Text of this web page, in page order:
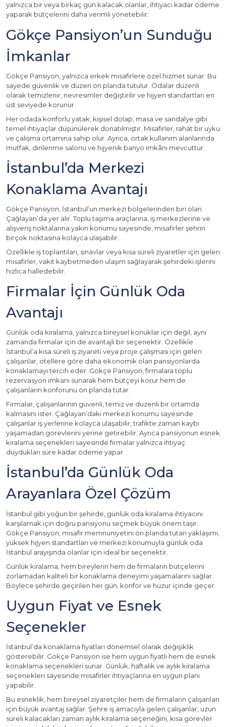
yalnızca bir veya birkaç gün kalacak olanlar, ihtiyacı kadar ödeme
yaparak bütçelerini daha verimli yönetebilir.
Gökçe Pansiyon’un Sunduğu
İmkanlar
Gökçe Pansiyon, yalnızca erkek misafirlere özel hizmet sunar. Bu
sayede güvenlik ve düzen ön planda tutulur. Odalar düzenli
olarak temizlenir, nevresimler değiştirilir ve hijyen standartları en
üst seviyede korunur.
Her odada konforlu yatak, kişisel dolap, masa ve sandalye gibi
temel ihtiyaçlar düşünülerek donatılmıştır. Misafirler, rahat bir uyku
ve çalışma ortamına sahip olur. Ayrıca, ortak kullanım alanlarında
mutfak, dinlenme salonu ve hijyenik banyo imkânı mevcuttur.
İstanbul’da Merkezi
Konaklama Avantajı
Gökçe Pansiyon, İstanbul’un merkezi bölgelerinden biri olan
Çağlayan’da yer alır. Toplu taşıma araçlarına, iş merkezlerine ve
alışveriş noktalarına yakın konumu sayesinde, misafirler şehrin
birçok noktasına kolayca ulaşabilir.
Özellikle iş toplantıları, sınavlar veya kısa süreli ziyaretler için gelen
misafirler, vakit kaybetmeden ulaşım sağlayarak şehirdeki işlerini
hızlıca halledebilir.
Firmalar İçin Günlük Oda
Avantajı
Günlük oda kiralama, yalnızca bireysel konuklar için değil, aynı
zamanda firmalar için de avantajlı bir seçenektir. Özellikle
İstanbul’a kısa süreli iş ziyareti veya proje çalışması için gelen
çalışanlar, otellere göre daha ekonomik olan pansiyonlarda
konaklamayı tercih eder. Gökçe Pansiyon, firmalara toplu
rezervasyon imkanı sunarak hem bütçeyi korur hem de
çalışanların konforunu ön planda tutar.
Firmalar, çalışanlarının güvenli, temiz ve düzenli bir ortamda
kalmasını ister. Çağlayan’daki merkezi konumu sayesinde
çalışanlar iş yerlerine kolayca ulaşabilir, trafikte zaman kaybı
yaşamadan görevlerini yerine getirebilir. Ayrıca pansiyonun esnek
kiralama seçenekleri sayesinde firmalar yalnızca ihtiyaç
duydukları süre kadar ödeme yapar.
İstanbul’da Günlük Oda
Arayanlara Özel Çözüm
İstanbul gibi yoğun bir şehirde, günlük oda kiralama ihtiyacını
karşılamak için doğru pansiyonu seçmek büyük önem taşır.
Gökçe Pansiyon, misafir memnuniyetini ön planda tutan yaklaşımı,
yüksek hijyen standartları ve merkezi konumuyla günlük oda
İstanbul arayışında olanlar için ideal bir seçenektir.
Günlük kiralama, hem bireylerin hem de firmaların bütçelerini
zorlamadan kaliteli bir konaklama deneyimi yaşamalarını sağlar.
Böylece şehirde geçirilen her gün, konfor ve huzur içinde geçer.
Uygun Fiyat ve Esnek
Seçenekler
İstanbul’da konaklama fiyatları dönemsel olarak değişiklik
gösterebilir. Gökçe Pansiyon ise hem uygun fiyatlı hem de esnek
konaklama seçenekleri sunar. Günlük, haftalık ve aylık kiralama
seçenekleri sayesinde misafirler ihtiyaçlarına en uygun planı
yapabilir.
Bu esneklik, hem bireysel ziyaretçiler hem de firmaların çalışanları
için büyük avantaj sağlar. Şehre iş amacıyla gelen çalışanlar, uzun
süreli kalacakları zaman aylık kiralama seçeneğini, kısa görevler